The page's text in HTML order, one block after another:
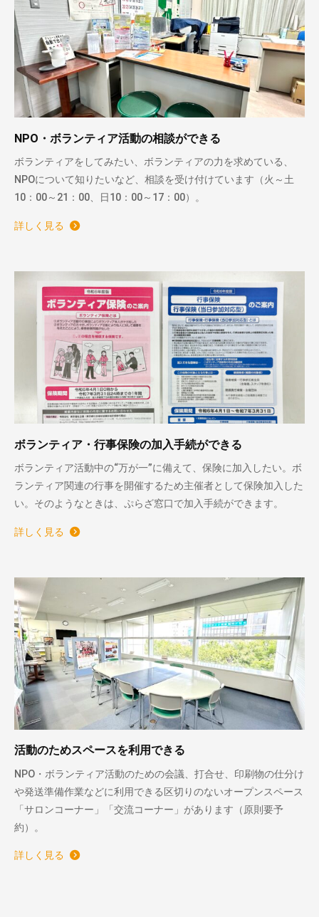
NPO・ボランティア活動の相談ができる
ボランティアをしてみたい、ボランティアの力を求めている、
NPOについて知りたいなど、相談を受け付けています（火～土
10：00～21：00、日10：00～17：00）。
詳しく見る
ボランティア・行事保険の加入手続ができる
ボランティア活動中の“万が一”に備えて、保険に加入したい。ボ
ランティア関連の行事を開催するため主催者として保険加入した
い。そのようなときは、ぷらざ窓口で加入手続ができます。
詳しく見る
活動のためスペースを利用できる
NPO・ボランティア活動のための会議、打合せ、印刷物の仕分け
や発送準備作業などに利用できる区切りのないオープンスペース
「サロンコーナー」「交流コーナー」があります（原則要予
約）。
詳しく見る